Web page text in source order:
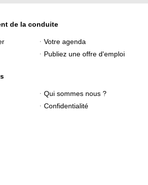
de la conduite
Votre agenda
Publiez une offre d'emploi
Qui sommes nous ?
Confidentialité